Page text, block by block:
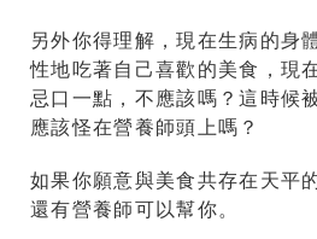
另外你得理解，現在生病的身
性地吃著自己喜歡的美食，現
忌口一點，不應該嗎？這時候
應該怪在營養師頭上嗎？
如果你願意與美食共存在天平
還有營養師可以幫你。